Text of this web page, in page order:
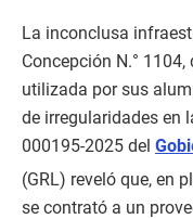
La inconclusa
Concepción N.°
utilizada por sus
de irregularidades en
000195-2025 del
(GRL) reveló que, en
se contrató a un